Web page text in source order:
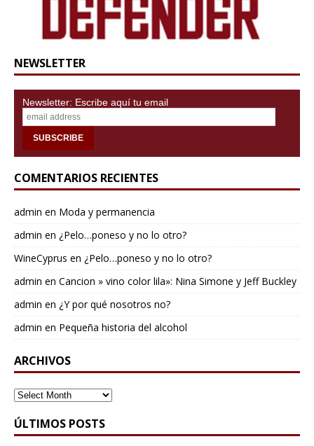
NEWSLETTER
Newsletter: Escribe aquí tu email
COMENTARIOS RECIENTES
admin en Moda y permanencia
admin en ¿Pelo…poneso y no lo otro?
WineCyprus en ¿Pelo…poneso y no lo otro?
admin en Cancion » vino color lila»: Nina Simone y Jeff Buckley
admin en ¿Y por qué nosotros no?
admin en Pequeña historia del alcohol
ARCHIVOS
ARCHIVOS
ÚLTIMOS POSTS